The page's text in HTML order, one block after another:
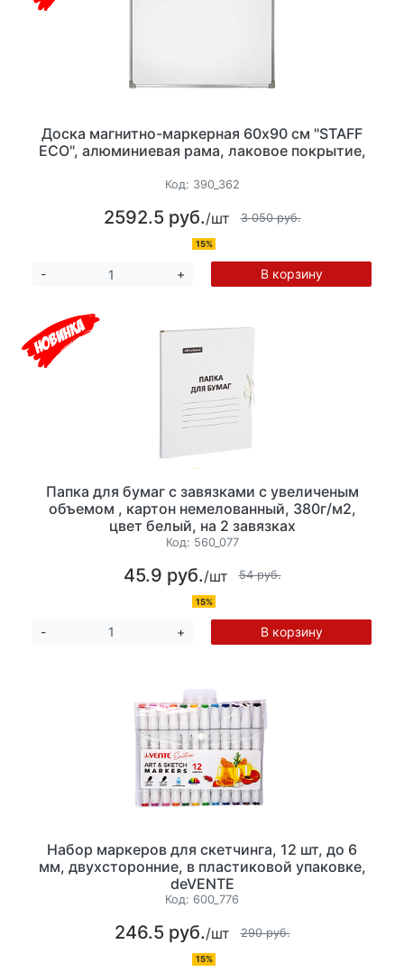
Доска магнитно-маркерная 60х90 см "STAFF
ECO", алюминиевая рама, лаковое покрытие,
Код: 390_362
2592.5 руб./шт 3 050 руб.
15%
- + В корзину
Папка для бумаг с завязками с увеличеным
объемом , картон немелованный, 380г/м2,
цвет белый, на 2 завязках
Код: 560_077
45.9 руб./шт 54 руб.
15%
- + В корзину
Набор маркеров для скетчинга, 12 шт, до 6
мм, двухсторонние, в пластиковой упаковке,
deVENTE
Код: 600_776
246.5 руб./шт 290 руб.
15%